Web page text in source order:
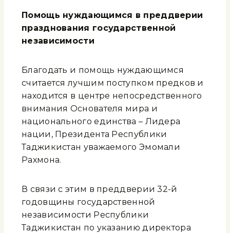
Помощь нуждающимся в преддверии
празднования государственной
независимости
Благодать и помощь нуждающимся
считается лучшим поступком предков и
находится в центре непосредственного
внимания Основателя мира и
национального единства – Лидера
нации, Президента Республики
Таджикистан уважаемого Эмомали
Рахмона.
В связи с этим в преддверии 32-й
годовщины государственной
независимости Республики
Таджикистан по указанию директора